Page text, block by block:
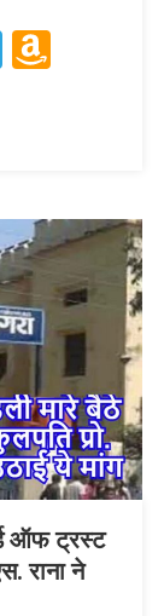
Telegram
ऑफ ट्रस्ट
राना ने